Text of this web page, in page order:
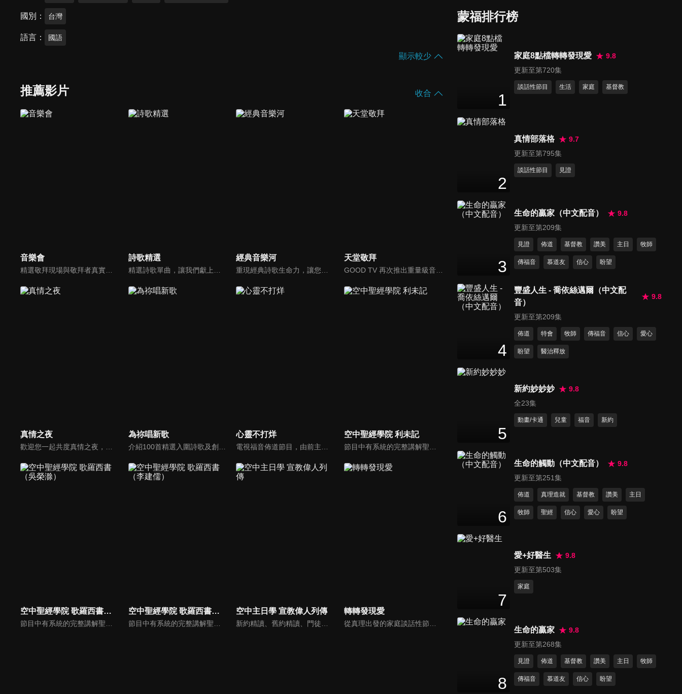
國別 台灣
語言 國語
顯示較少
推薦影片 收合
音樂會 詩歌精選 經典音樂河 天堂敬拜
GOOD TV 再次推出重量級音樂節目《天堂敬拜》，匯集當代知名音樂人，在敬拜水流中引領觀眾經歷神的同在。期盼觀眾收看時，神的同在降臨、聖靈充滿；透過音樂成為橋樑，讓神同在的氛圍，吸引非基督徒渴望認識神，得著救恩。
真情之夜 為祢唱新歌 心靈不打烊 空中聖經學院 利未記
空中聖經學院 歌羅西書（吳榮滁）
節目中有系統的完整講解聖經真理，邀請受過解經講道訓練的老師，按著正意分解真理的道，帶領弟兄姊妹更深的了解聖經的浩瀚與偉大。
空中聖經學院 歌羅西書（李建儒）
節目中有系統的完整講解聖經真理，邀請受過解經講道訓練的老師，按著正意分解真理的道，帶領弟兄姊妹更深的了解聖經的浩瀚與偉大
空中主日學 宣教偉人列傳
新約精讀、舊約精讀、門徒造就、神學與教會歷史等主題系列，全方位裝備基督徒生命，教師與牧師精闢解析，幫助您更加明白聖經真理，走進神的心意。
轉轉發現愛
從真理出發的家庭談話性節目，針對現代婚姻家庭議題讓您輕鬆掌握關注方向。
蒙福排行榜
1
家庭8點檔轉轉發現愛
9.8
更新至第720集
談話性節目 生活 家庭 基督教
2
真情部落格
9.7
更新至第795集
談話性節目 見證
3
生命的贏家（中文配音）
9.8
更新至第209集
見證 佈道 基督教 讚美 主日 牧師
傳福音 慕道友 信心 盼望
4
豐盛人生 - 喬依絲邁爾（中文配
音）
9.8
更新至第209集
佈道 特會 牧師 傳福音 信心 愛心
盼望 醫治釋放
5
新約妙妙妙
9.8
全23集
動畫/卡通 兒童 福音 新約
6
生命的觸動（中文配音）
9.8
更新至第251集
佈道 真理造就 基督教 讚美 主日
牧師 聖經 信心 愛心 盼望
7
愛+好醫生
9.8
更新至第503集
家庭
8
生命的贏家
9.8
更新至第268集
見證 佈道 基督教 讚美 主日 牧師
傳福音 慕道友 信心 盼望